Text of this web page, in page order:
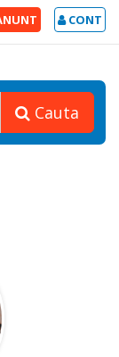
CONT
Cauta